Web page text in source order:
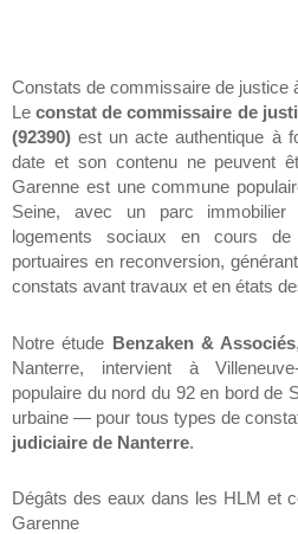
Constats de commissaire de justice
Leconstat de commissaire de
(92390) est un acte authentique à
date et son contenu ne peuvent
Garenne est une commune
Seine, avec un parc immobilier
logements sociaux en cours
portuaires en reconversion,
constats avant travaux et en états
Notre étude Benzaken & Associés
Nanterre, intervient à
populaire du nord du 92 en bord de
urbaine — pour tous types de
judiciaire de Nanterre.
Dégâts des eaux dans les HLM et
Garenne